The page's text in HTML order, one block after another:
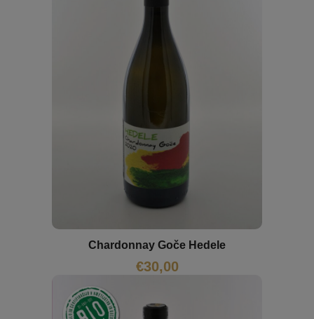
Chardonnay Goče Hedele
€30,00